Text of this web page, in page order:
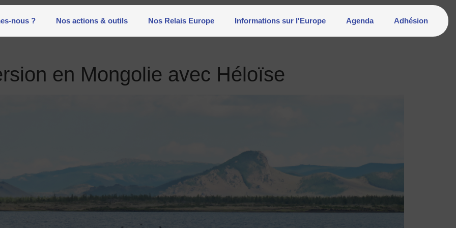
nous ? Nos actions & outils Nos Relais Europe Informations sur l'Europe Agenda Adhésion
en Mongolie avec Héloïse